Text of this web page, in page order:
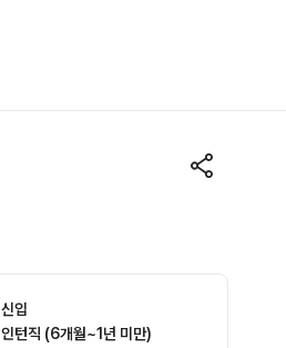
신입
인턴직 (6개월~1년 미만)